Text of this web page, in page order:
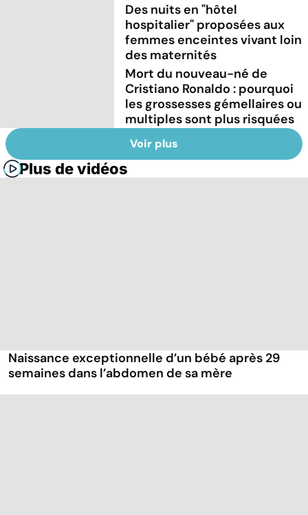
Des nuits en "hôtel
hospitalier" proposées aux
femmes enceintes vivant loin
des maternités
Mort du nouveau-né de
Cristiano Ronaldo : pourquoi
les grossesses gémellaires ou
multiples sont plus risquées
Voir plus
Plus de vidéos
Naissance exceptionnelle d’un bébé après 29
semaines dans l’abdomen de sa mère